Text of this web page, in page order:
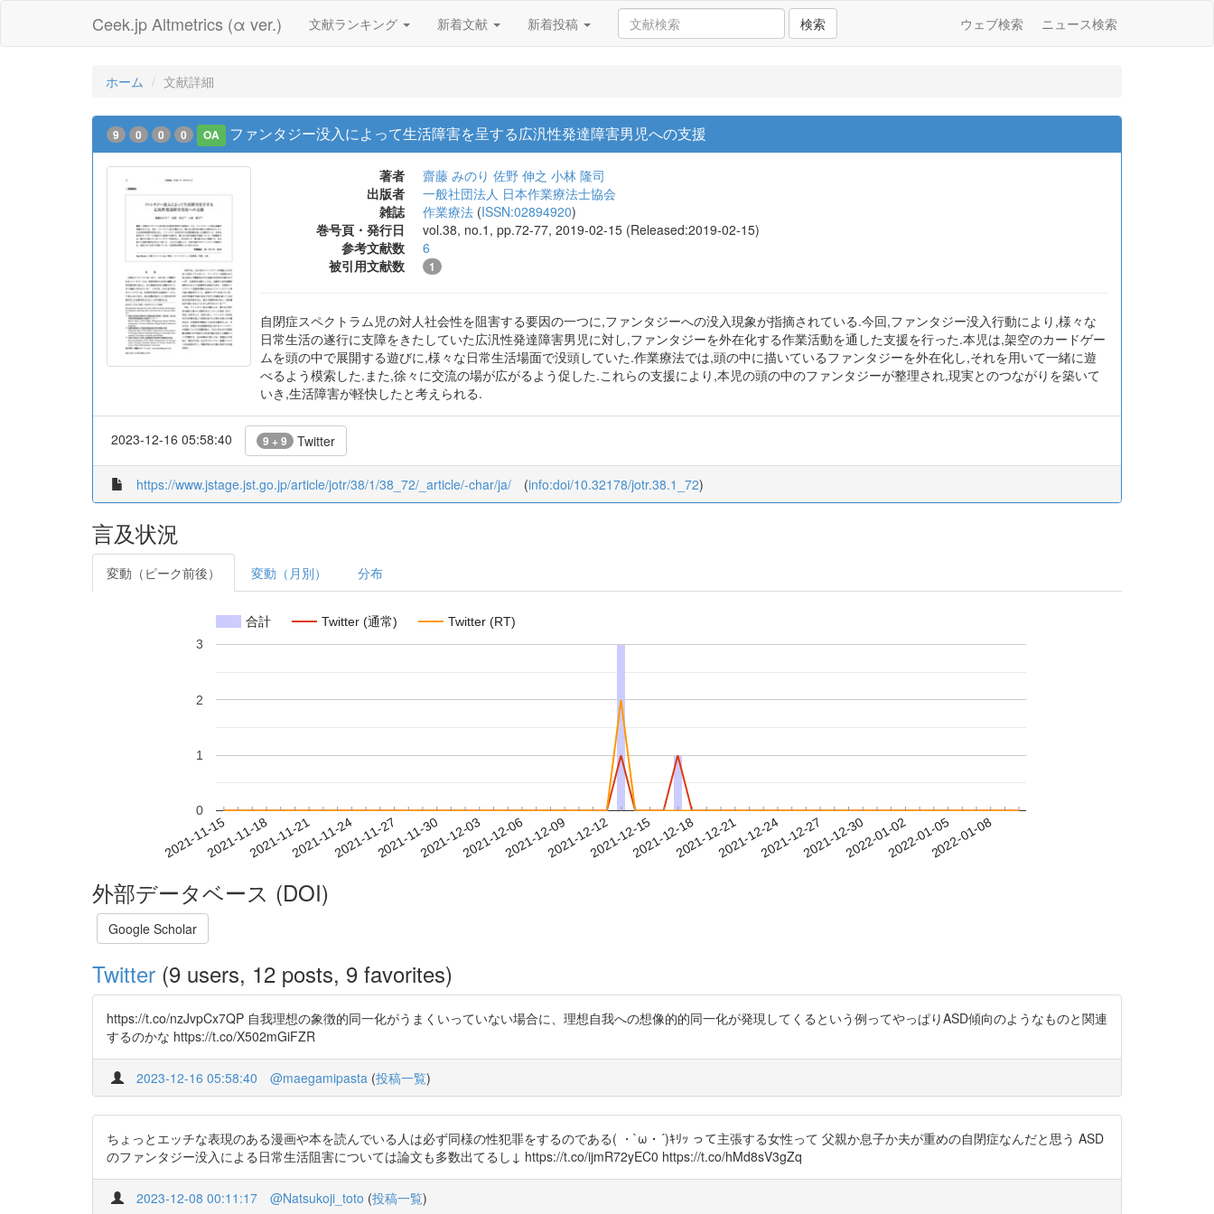
Ceek.jp Altmetrics (α ver.) 文献ランキング 新着文献 新着投稿 検索 ウェブ検索 ニュース検索
ホーム 文献詳細
9 0 0 0 OA ファンタジー没入によって生活障害を呈する広汎性発達障害男児への支援
著者 齋藤 みのり 佐野 伸之 小林 隆司
出版者
一般社団法人 日本作業療法士協会
雑誌
作業療法 (ISSN:02894920)
巻号頁・発行日
vol.38, no.1, pp.72-77, 2019-02-15 (Released:2019-02-15)
参考文献数
6
被引用文献数
1
自閉症スペクトラム児の対人社会性を阻害する要因の一つに,ファンタジーへの没入現象が指摘されている.今回,ファンタジー没入行動により,様々な
日常生活の遂行に支障をきたしていた広汎性発達障害男児に対し,ファンタジーを外在化する作業活動を通した支援を行った.本児は,架空のカードゲー
ムを頭の中で展開する遊びに,様々な日常生活場面で没頭していた.作業療法では,頭の中に描いているファンタジーを外在化し,それを用いて一緒に遊
べるよう模索した.また,徐々に交流の場が広がるよう促した.これらの支援により,本児の頭の中のファンタジーが整理され,現実とのつながりを築いて
いき,生活障害が軽快したと考えられる.
2023-12-16 05:58:40 9 + 9 Twitter
https://www.jstage.jst.go.jp/article/jotr/38/1/38_72/_article/-char/ja/ (info:doi/10.32178/jotr.38.1_72)
言及状況
変動（ピーク前後） 変動（月別） 分布
合計 Twitter (通常) Twitter (RT)
2021-11-152021-11-182021-11-212021-11-242021-11-272021-11-302021-12-032021-12-062021-12-092021-12-122021-12-152021-12-182021-12-212021-12-242021-12-272021-12-302022-01-022022-01-052022-01-08
0
1
2
3
外部データベース (DOI)
Google Scholar
Twitter (9 users, 12 posts, 9 favorites)
https://t.co/nzJvpCx7QP 自我理想の象徴的同一化がうまくいっていない場合に、理想自我への想像的的同一化が発現してくるという例ってやっぱりASD傾向のようなものと関連
するのかな https://t.co/X502mGiFZR
2023-12-16 05:58:40 @maegamipasta (投稿一覧)
ちょっとエッチな表現のある漫画や本を読んでいる人は必ず同様の性犯罪をするのである( ・`ω・´)ｷﾘｯ って主張する女性って 父親か息子か夫が重めの自閉症なんだと思う ASD
のファンタジー没入による日常生活阻害については論文も多数出てるし↓ https://t.co/ijmR72yEC0 https://t.co/hMd8sV3gZq
2023-12-08 00:11:17 @Natsukoji_toto (投稿一覧)